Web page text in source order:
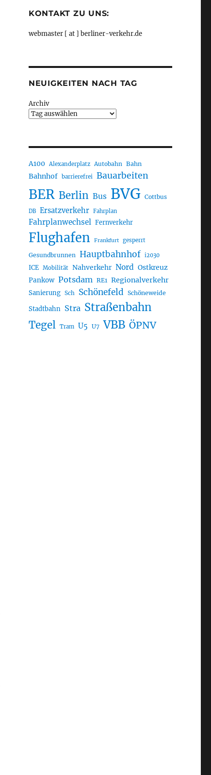
KONTAKT ZU UNS:
webmaster [ at ] berliner-verkehr.de
NEUIGKEITEN NACH TAG
Archiv
A100 Alexanderplatz Autobahn Bahn
Bahnhof barrierefrei Bauarbeiten
BER Berlin Bus BVG Cottbus
DB Ersatzverkehr Fahrplan
Fahrplanwechsel Fernverkehr
Flughafen Frankfurt gesperrt
Gesundbrunnen Hauptbahnhof i2030
ICE Mobilität Nahverkehr Nord Ostkreuz
Pankow Potsdam RE1 Regionalverkehr
Sanierung Sch Schönefeld Schöneweide
Stadtbahn Stra Straßenbahn
Tegel Tram U5 U7 VBB ÖPNV